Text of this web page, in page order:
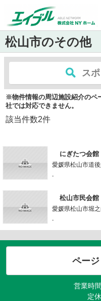
松山市のその他
ス
※物件情報の周辺施設紹介のペ
社では対応できません。
該当件数2件
にぎたつ会館
愛媛県松山市道
-
松山市民会館
愛媛県松山市堀
-
ペー
営業時
定